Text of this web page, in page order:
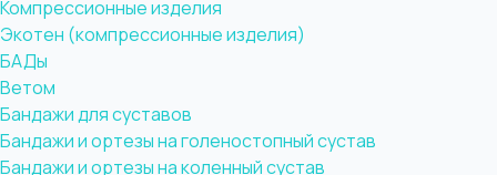
Компрессионные изделия
Экотен (компрессионные изделия)
БАДы
Ветом
Бандажи для суставов
Бандажи и ортезы на голеностопный сустав
Бандажи и ортезы на коленный сустав